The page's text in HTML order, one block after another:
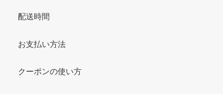
配送時間
お支払い方法
クーポンの使い方